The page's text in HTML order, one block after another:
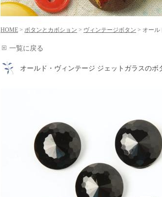
HOME > ボタンとカボション > ヴィンテージボタン > オール
一覧に戻る
オールド・ヴィンテージ ジェットガラスのボ